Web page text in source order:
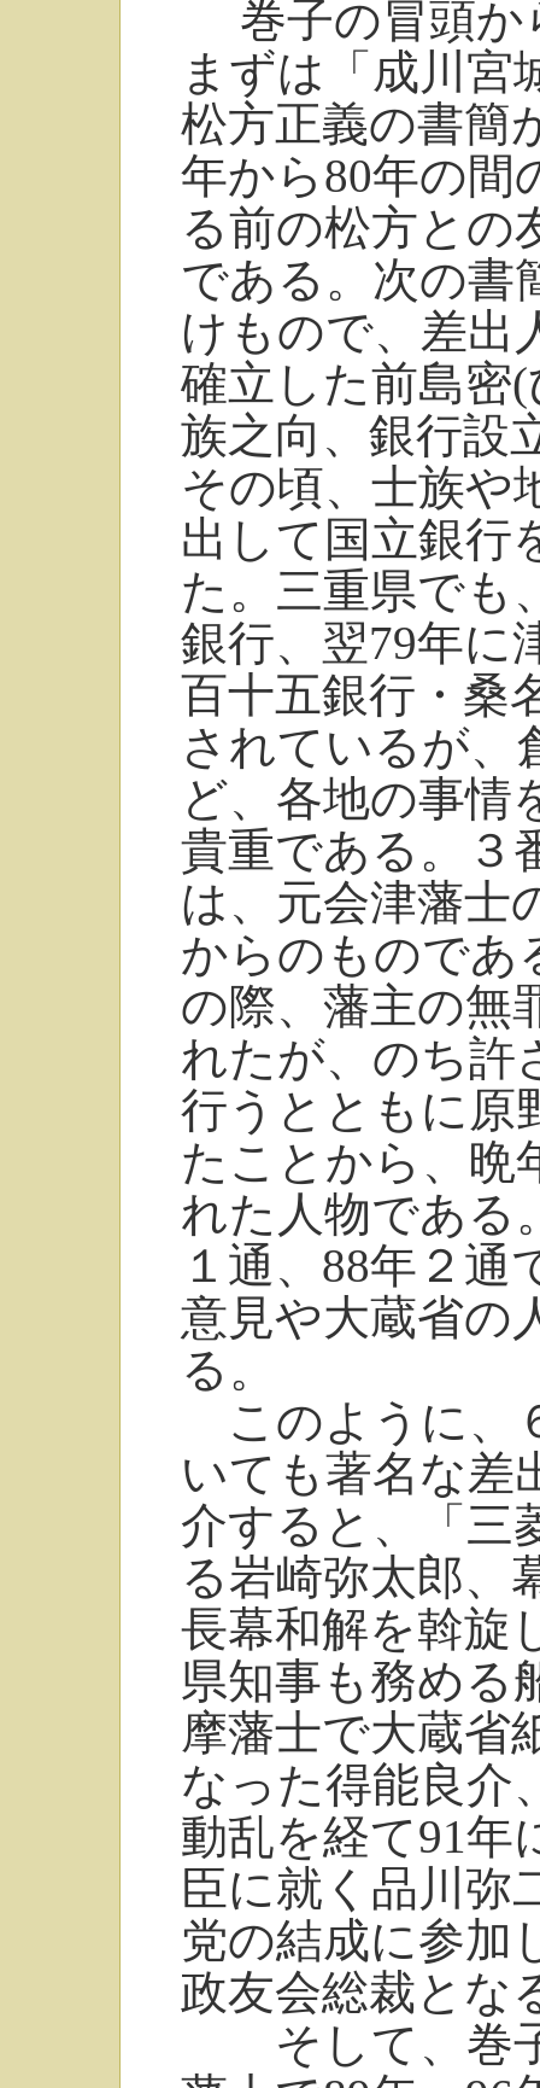
巻子の冒頭か
まずは「成川宮
松方正義の書簡
年から80年の間
る前の松方との
である。次の書
けもので、差出
確立した前島密
族之向、銀行設
その頃、士族や
出して国立銀行
た。三重県でも
銀行、翌79年に
百十五銀行・桑
されているが、
ど、各地の事情
貴重である。３
は、元会津藩士
からのものであ
の際、藩主の無
れたが、のち許
行うとともに原
たことから、晩
れた人物である
１通、88年２通
意見や大蔵省の
る。
このように、
いても著名な差
介すると、「三
る岩崎弥太郎、
長幕和解を斡旋
県知事も務める
摩藩士で大蔵省
なった得能良介
動乱を経て91年
臣に就く品川弥
党の結成に参加
政友会総裁とな
そして、巻子